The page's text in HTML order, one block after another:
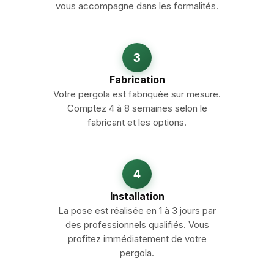
vous accompagne dans les formalités.
3
Fabrication
Votre pergola est fabriquée sur mesure.
Comptez 4 à 8 semaines selon le
fabricant et les options.
4
Installation
La pose est réalisée en 1 à 3 jours par
des professionnels qualifiés. Vous
profitez immédiatement de votre
pergola.